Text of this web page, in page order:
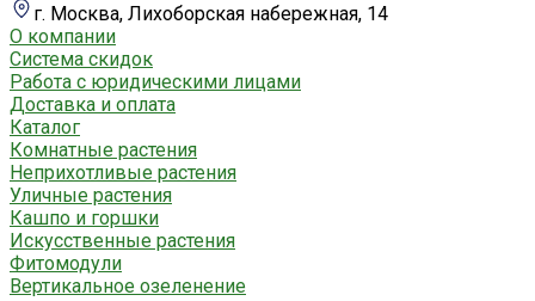
г. Москва, Лихоборская набережная, 14
О компании
Система скидок
Работа с юридическими лицами
Доставка и оплата
Каталог
Комнатные растения
Неприхотливые растения
Уличные растения
Кашпо и горшки
Искусственные растения
Фитомодули
Вертикальное озеленение